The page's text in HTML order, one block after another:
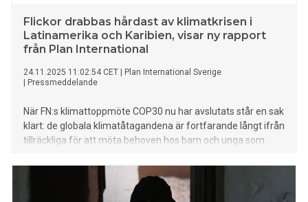
Flickor drabbas hårdast av klimatkrisen i
Latinamerika och Karibien, visar ny rapport
från Plan International
24.11.2025 11:02:54 CET
Plan International Sverige
Pressmeddelande
När FN:s klimattoppmöte COP30 nu har avslutats står en sak
klart: de globala klimatåtagandena är fortfarande långt ifrån
tillräckliga för att möta behoven hos barn och unga som